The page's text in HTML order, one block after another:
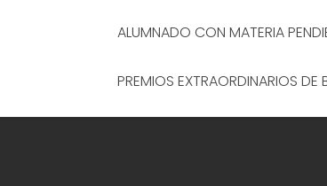
ALUMNADO CON MATERIA
PREMIOS EXTRAORDINARIOS DE